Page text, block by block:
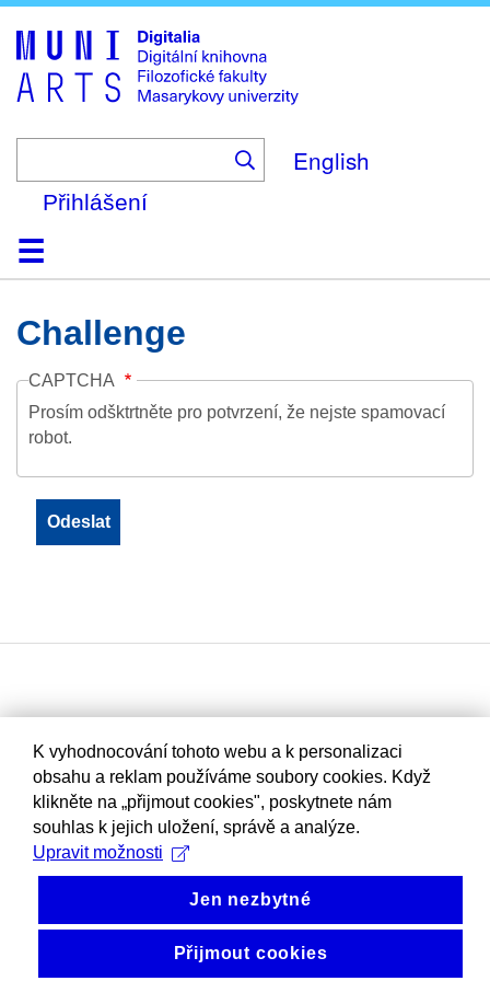
to
main
content
English
Přihlášení
DomůKolekce
Prohlížení
Vyhledávání
O platformě
Nápověda
KontaktDigitalia
Challenge
CAPTCHA
Prosím odšktrtněte pro potvrzení, že nejste spamovací
robot.
K vyhodnocování tohoto webu a k personalizaci
obsahu a reklam používáme soubory cookies. Když
klikněte na „přijmout cookies", poskytnete nám
souhlas k jejich uložení, správě a analýze.
Upravit možnosti
Jen nezbytné
Přijmout cookies